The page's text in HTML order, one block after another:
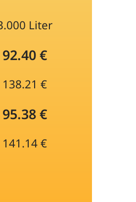
Liter
92.40 €
138.21 €
95.38 €
141.14 €